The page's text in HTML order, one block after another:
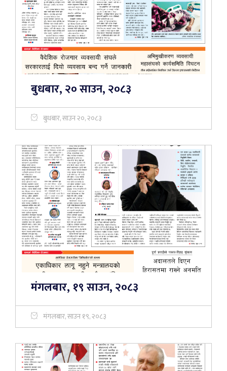
बुधबार, २० साउन, २०८३
बुधबार, साउन २०, २०८३
मंगलबार, १९ साउन, २०८३
मंगलबार, साउन १९, २०८३